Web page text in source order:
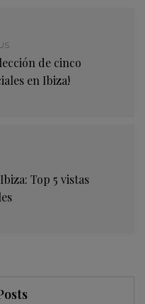
de cinco
en Ibiza!
Top 5 vistas